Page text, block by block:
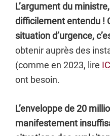
L’argument du
difficilement entendu !
situation d’urgence,
obtenir auprès des
(comme en 2023, lire
ont besoin.
L’enveloppe de 20
manifestement